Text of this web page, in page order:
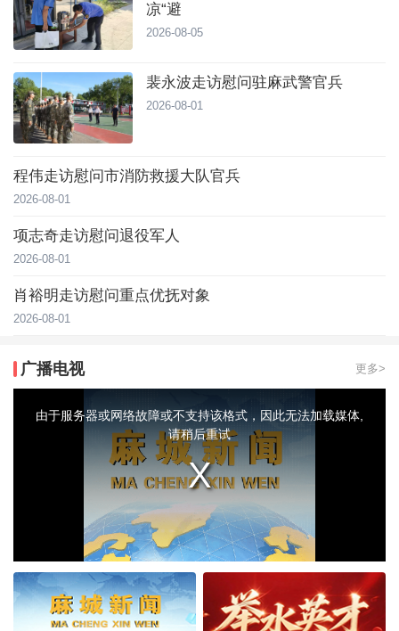
凉“避
2026-08-05
裴永波走访慰问驻麻武警官兵
2026-08-01
程伟走访慰问市消防救援大队官兵
2026-08-01
项志奇走访慰问退役军人
2026-08-01
肖裕明走访慰问重点优抚对象
2026-08-01
广播电视 更多>
modal由于服务器或网络故障或不支持该格式，因此无法加载媒体,
请稍后重试